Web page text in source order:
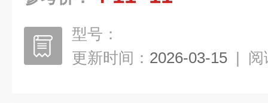
型号：
更新时间： 2026-03-15 | 阅